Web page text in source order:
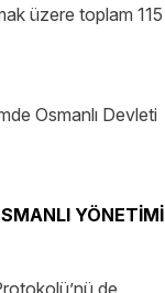
üzere toplam 115
Osmanlı Devleti
YÖNETİMİ
de